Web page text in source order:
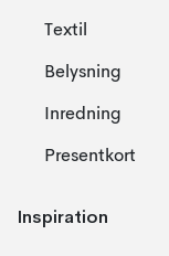
Textil
Belysning
Inredning
Presentkort
Inspiration